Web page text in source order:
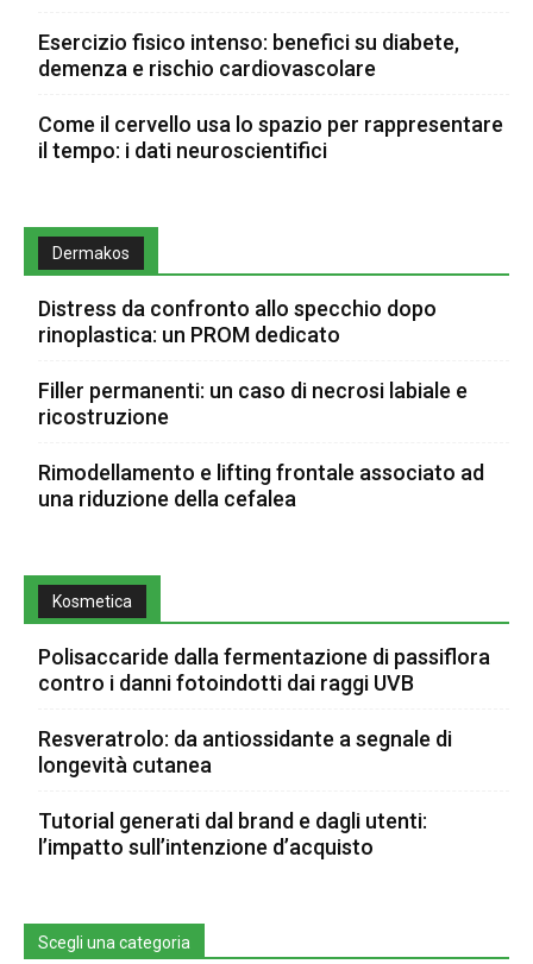
Esercizio fisico intenso: benefici su diabete,
demenza e rischio cardiovascolare
Come il cervello usa lo spazio per rappresentare
il tempo: i dati neuroscientifici
Dermakos
Distress da confronto allo specchio dopo
rinoplastica: un PROM dedicato
Filler permanenti: un caso di necrosi labiale e
ricostruzione
Rimodellamento e lifting frontale associato ad
una riduzione della cefalea
Kosmetica
Polisaccaride dalla fermentazione di passiflora
contro i danni fotoindotti dai raggi UVB
Resveratrolo: da antiossidante a segnale di
longevità cutanea
Tutorial generati dal brand e dagli utenti:
l’impatto sull’intenzione d’acquisto
Scegli una categoria